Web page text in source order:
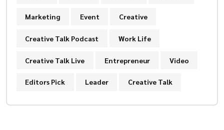
Marketing Event Creative
Creative Talk Podcast Work Life
Creative Talk Live Entrepreneur Video
Editors Pick Leader Creative Talk